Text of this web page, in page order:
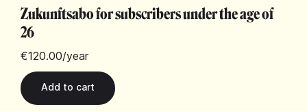
Zukunftsabo for subscribers under the age of
26
€120.00/year